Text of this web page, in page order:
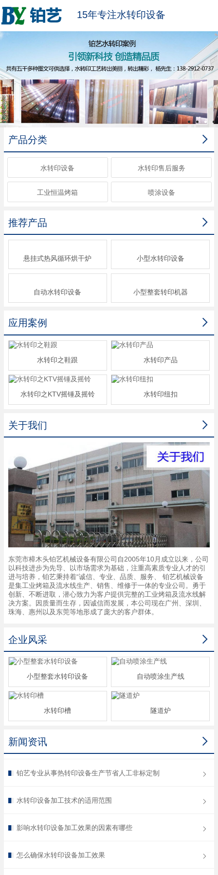
15年专注水转印设备

产品分类
水转印设备 水转印售后服务
工业恒温烤箱 喷涂设备

推荐产品
悬挂式热风循环烘干炉 小型水转印设备
自动水转印设备 小型整套转印机器

应用案例
水转印之鞋跟 水转印产品
水转印之KTV摇锤及摇铃 水转印纽扣

关于我们
东莞市樟木头铂艺机械设备有限公司自2005年10月成立以来，公司
以科技进步为先导、以市场需求为基础，注重高素质专业人才的引
进与培养，铂艺秉持着“诚信、专业、品质、服务、 铂艺机械设备
是集工业烤箱及流水线生产、销售、维修于一体的专业公司。勇于
创新、不断进取，潜心致力为客户提供完整的工业烤箱及流水线解
决方案。因质量而生存，因诚信而发展，本公司现在广州、深圳、
珠海、惠州以及东莞等地形成了庞大的客户群体。

企业风采
小型整套水转印设备 自动喷涂生产线
水转印槽 隧道炉

新闻资讯
铂艺专业从事热转印设备生产节省人工非标定制
水转印设备加工技术的适用范围
影响水转印设备加工效果的因素有哪些
怎么确保水转印设备加工效果